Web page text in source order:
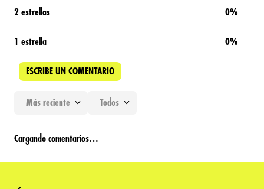
2 estrellas 0%
1 estrella 0%
ESCRIBE UN COMENTARIO
Agregar comentario
Más reciente Todos
Cargando comentarios…